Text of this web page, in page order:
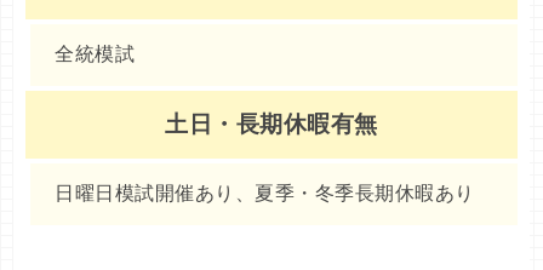
全統模試
土日・長期休暇有無
日曜日模試開催あり、夏季・冬季長期休暇あり